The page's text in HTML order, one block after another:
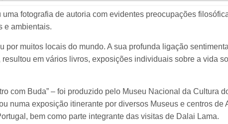
uma fotografia de autoria com evidentes preocupações
e ambientais.
por muitos locais do mundo. A sua profunda ligação
resultou em vários livros, exposições individuais sobre a vida
com Buda” – foi produzido pelo Museu Nacional da Cultura
numa exposição itinerante por diversos Museus e centros de
bem como parte integrante das visitas de Dalai Lama.